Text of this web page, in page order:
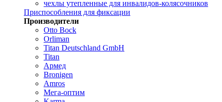
чехлы утепленные для инвалидов-колясочников
Приспособления для фиксации
Производители
Otto Bock
Orliman
Titan Deutschland GmbH
Titan
Армед
Bronigen
Amros
Мега-оптим